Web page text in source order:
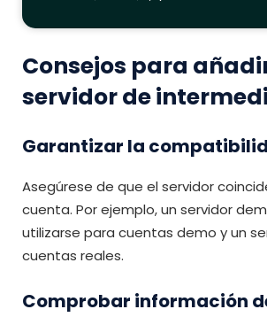
Consejos para
servidor de
Garantizar la
Asegúrese de que el servidor
cuenta. Por ejemplo, un servidor
utilizarse para cuentas demo y un
cuentas reales.
Comprobar información